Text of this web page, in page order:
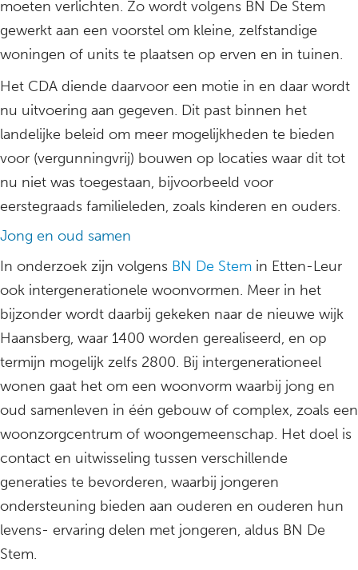
moeten verlichten. Zo wordt volgens BN De Stem
gewerkt aan een voorstel om kleine, zelfstandige
woningen of units te plaatsen op erven en in tuinen.
Het CDA diende daarvoor een motie in en daar wordt
nu uitvoering aan gegeven. Dit past binnen het
landelijke beleid om meer mogelijkheden te bieden
voor (vergunningvrij) bouwen op locaties waar dit tot
nu niet was toegestaan, bijvoorbeeld voor
eerstegraads familieleden, zoals kinderen en ouders.
Jong en oud samen
In onderzoek zijn volgens BN De Stem in Etten-Leur
ook intergenerationele woonvormen. Meer in het
bijzonder wordt daarbij gekeken naar de nieuwe wijk
Haansberg, waar 1400 worden gerealiseerd, en op
termijn mogelijk zelfs 2800. Bij intergenerationeel
wonen gaat het om een woonvorm waarbij jong en
oud samenleven in één gebouw of complex, zoals een
woonzorgcentrum of woongemeenschap. Het doel is
contact en uitwisseling tussen verschillende
generaties te bevorderen, waarbij jongeren
ondersteuning bieden aan ouderen en ouderen hun
levens- ervaring delen met jongeren, aldus BN De
Stem.